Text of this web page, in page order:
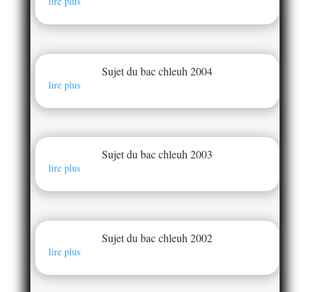
Sujet du bac chleuh 2004
lire plus
Sujet du bac chleuh 2003
lire plus
Sujet du bac chleuh 2002
lire plus